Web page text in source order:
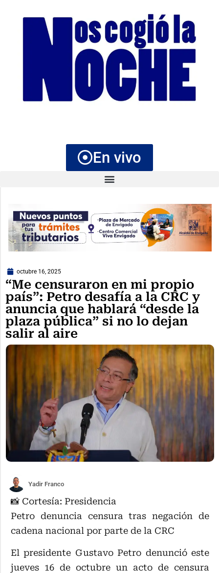
En vivo
octubre 16, 2025
“Me censuraron en mi propio
país”: Petro desafía a la CRC y
anuncia que hablará “desde la
plaza pública” si no lo dejan
salir al aire
Yadir Franco
📸 Cortesía: Presidencia
Petro denuncia censura tras negación de
cadena nacional por parte de la CRC
El presidente Gustavo Petro denunció este
jueves 16 de octubre un acto de censura